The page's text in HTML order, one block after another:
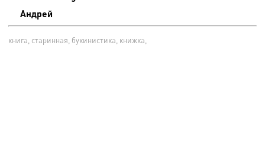
Андрей
книга, старинная, букинистика, книжка,